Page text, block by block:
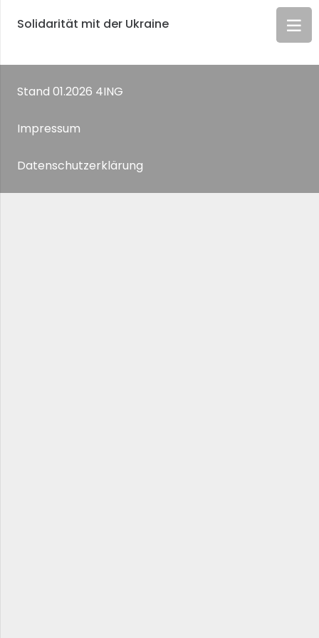
Solidarität mit der Ukraine
Stand 01.2026 4ING
Impressum
Datenschutzerklärung